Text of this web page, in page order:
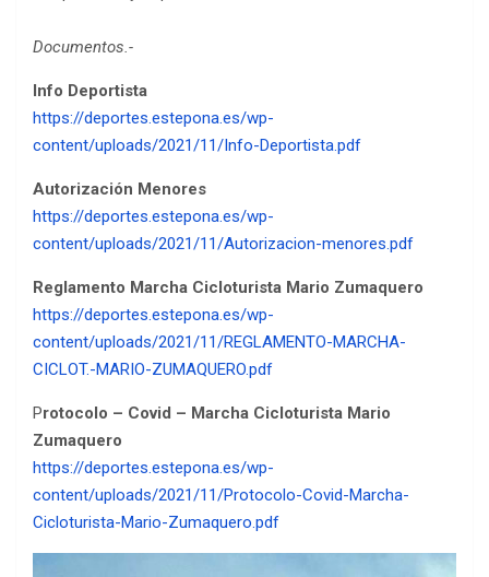
Documentos.-
Info Deportista
https://deportes.estepona.es/wp-
content/uploads/2021/11/Info-Deportista.pdf
Autorización Menores
https://deportes.estepona.es/wp-
content/uploads/2021/11/Autorizacion-menores.pdf
Reglamento Marcha Cicloturista Mario Zumaquero
https://deportes.estepona.es/wp-
content/uploads/2021/11/REGLAMENTO-MARCHA-
CICLOT.-MARIO-ZUMAQUERO.pdf
Protocolo – Covid – Marcha Cicloturista Mario
Zumaquero
https://deportes.estepona.es/wp-
content/uploads/2021/11/Protocolo-Covid-Marcha-
Cicloturista-Mario-Zumaquero.pdf